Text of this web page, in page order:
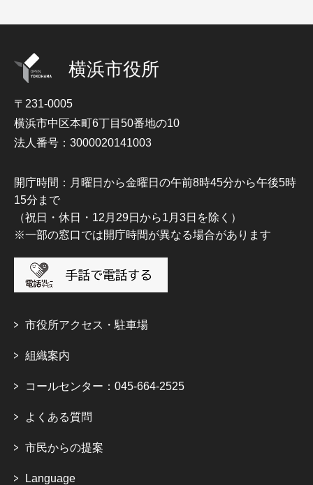
横浜市役所
〒231-0005
横浜市中区本町6丁目50番地の10
法人番号：3000020141003
開庁時間：月曜日から金曜日の午前8時45分から午後5時
15分まで
（祝日・休日・12月29日から1月3日を除く）
※一部の窓口では開庁時間が異なる場合があります
市役所アクセス・駐車場
組織案内
コールセンター：045-664-2525
よくある質問
市民からの提案
Language